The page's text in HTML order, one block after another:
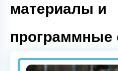
материалы и
программные